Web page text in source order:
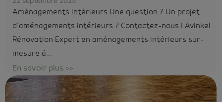
Aménagements intérieurs Une question ? Un projet
d’aménagements intérieurs ? Contactez-nous ! Avinkel
Rénovation Expert en aménagements intérieurs sur-
mesure à...
En savoir plus >>